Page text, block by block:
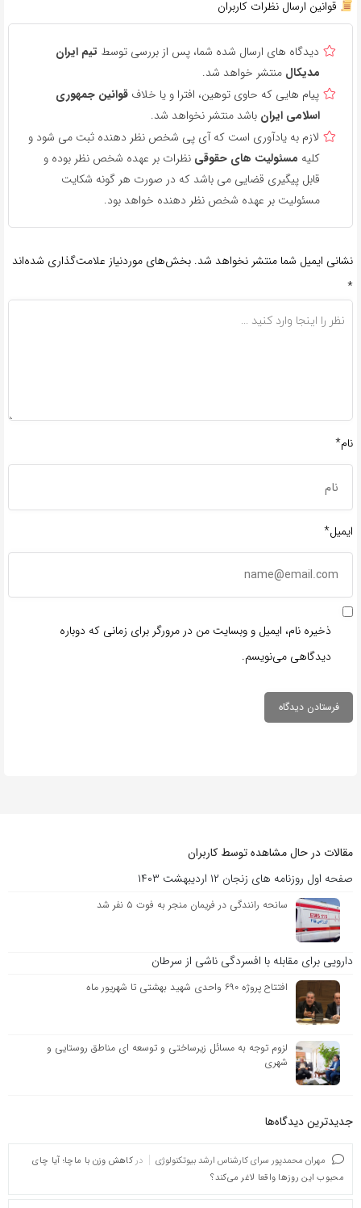
قوانین ارسال نظرات کاربران
دیدگاه های ارسال شده شما، پس از بررسی توسط تیم ایران
مدیکال منتشر خواهد شد.
پیام هایی که حاوی توهین، افترا و یا خلاف قوانین جمهوری
اسلامی ایران باشد منتشر نخواهد شد.
لازم به یادآوری است که آی پی شخص نظر دهنده ثبت می شود و
کلیه مسئولیت های حقوقی نظرات بر عهده شخص نظر بوده و
قابل پیگیری قضایی می باشد که در صورت هر گونه شکایت
مسئولیت بر عهده شخص نظر دهنده خواهد بود.
نشانی ایمیل شما منتشر نخواهد شد. بخش‌های موردنیاز علامت‌گذاری شده‌اند
*
نام*
ایمیل*
ذخیره نام، ایمیل و وبسایت من در مرورگر برای زمانی که دوباره
دیدگاهی می‌نویسم.
مقالات در حال مشاهده توسط کاربران
صفحه اول روزنامه های زنجان ۱۲ اردیبهشت ۱۴۰۳
سانحه رانندگی در فریمان منجر به فوت ۵ نفر شد
دارویی برای مقابله با افسردگی ناشی از سرطان
افتتاح پروژه ۶۹۰ واحدی شهید بهشتی تا شهریور ماه
لزوم توجه به مسائل زیرساختی و توسعه ای مناطق روستایی و
شهری
جدیدترین دیدگاه‌‌ها
مهران محمدپور سرای کارشناس ارشد بیوتکنولوژی در کاهش وزن با ماچا؛ آیا چای
محبوب این روزها واقعا لاغر می‌کند؟